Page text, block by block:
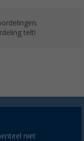
telt!
niet